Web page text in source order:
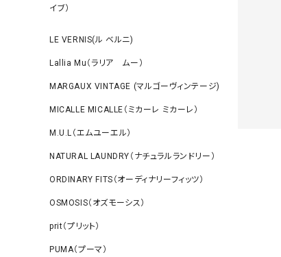
イブ）
LE VERNIS(ル ベルニ)
Lallia Mu（ラリア ムー）
MARGAUX VINTAGE (マルゴーヴィンテージ)
MICALLE MICALLE（ミカーレ ミカーレ）
M.U.L（エムユーエル）
NATURAL LAUNDRY（ナチュラルランドリー）
ORDINARY FITS（オーディナリーフィッツ）
OSMOSIS（オズモーシス）
prit（プリット）
PUMA（プーマ）